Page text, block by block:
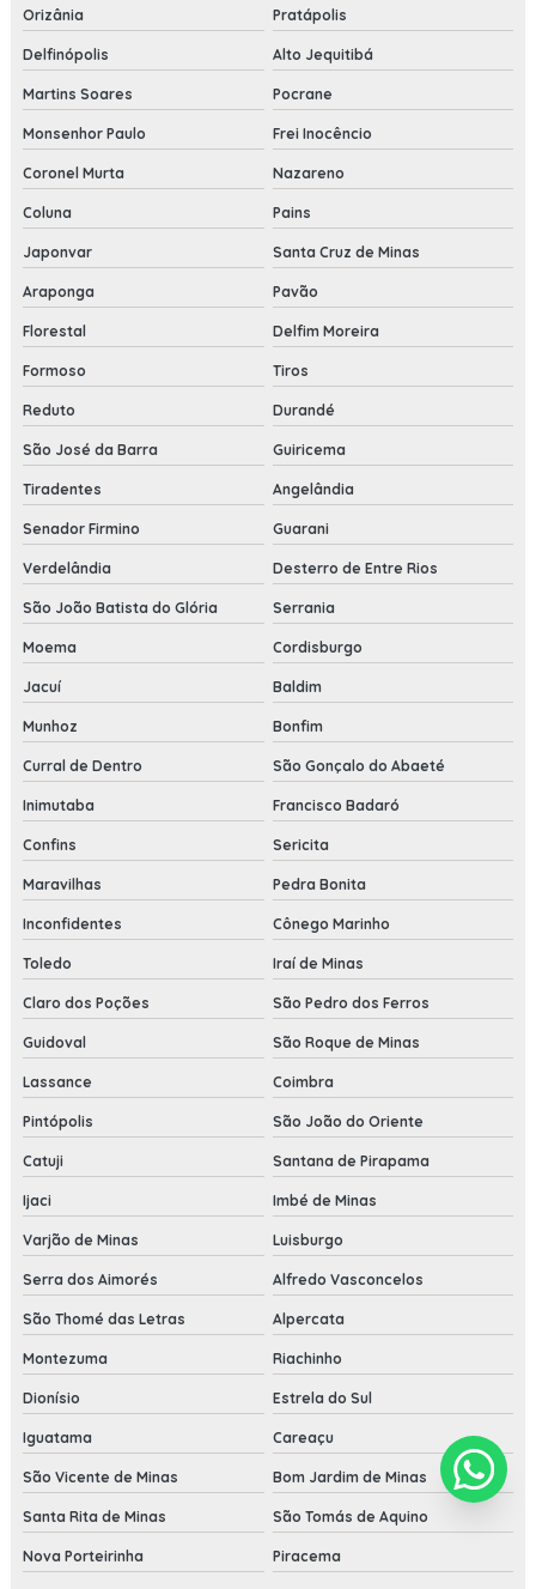
Orizânia Pratápolis
Delfinópolis Alto Jequitibá
Martins Soares Pocrane
Monsenhor Paulo Frei Inocêncio
Coronel Murta Nazareno
Coluna Pains
Japonvar Santa Cruz de Minas
Araponga Pavão
Florestal Delfim Moreira
Formoso Tiros
Reduto Durandé
São José da Barra Guiricema
Tiradentes Angelândia
Senador Firmino Guarani
Verdelândia Desterro de Entre Rios
São João Batista do Glória Serrania
Moema Cordisburgo
Jacuí Baldim
Munhoz Bonfim
Curral de Dentro São Gonçalo do Abaeté
Inimutaba Francisco Badaró
Confins Sericita
Maravilhas Pedra Bonita
Inconfidentes Cônego Marinho
Toledo Iraí de Minas
Claro dos Poções São Pedro dos Ferros
Guidoval São Roque de Minas
Lassance Coimbra
Pintópolis São João do Oriente
Catuji Santana de Pirapama
Ijaci Imbé de Minas
Varjão de Minas Luisburgo
Serra dos Aimorés Alfredo Vasconcelos
São Thomé das Letras Alpercata
Montezuma Riachinho
Dionísio Estrela do Sul
Iguatama Careaçu
São Vicente de Minas Bom Jardim de Minas
Santa Rita de Minas São Tomás de Aquino
Nova Porteirinha Piracema